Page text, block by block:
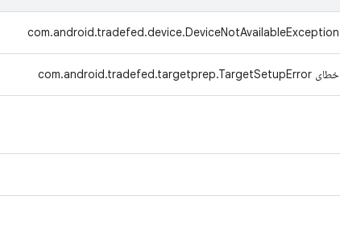
com.android.tradefed.device.DeviceNotAvailableException
خطای com.android.tradefed.targetprep.TargetSetupError